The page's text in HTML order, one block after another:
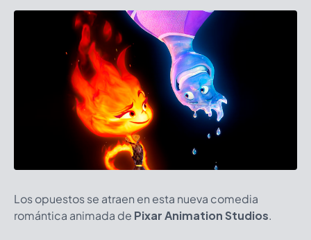
Los opuestos se atraen en esta nueva comedia
romántica animada de Pixar Animation Studios.